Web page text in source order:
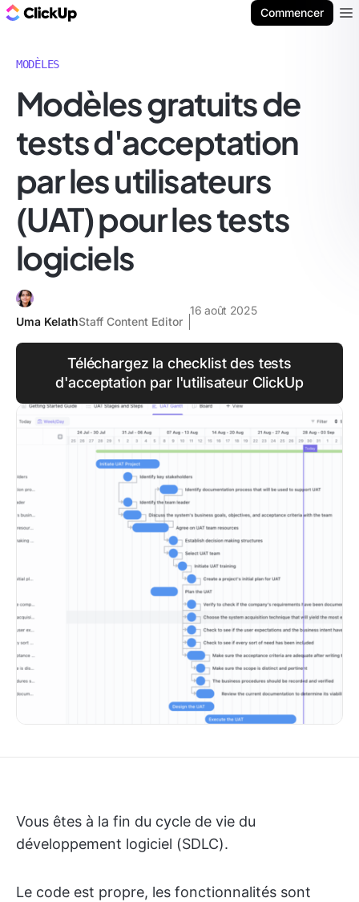
Commencer
MODÈLES
Modèles gratuits de
tests d'acceptation
par les utilisateurs
(UAT) pour les tests
logiciels
Uma KelathStaff Content Editor
16 août 2025
Téléchargez la checklist des tests
d'acceptation par l'utilisateur ClickUp
Vous êtes à la fin du cycle de vie du
développement logiciel (SDLC).
Le code est propre, les fonctionnalités sont